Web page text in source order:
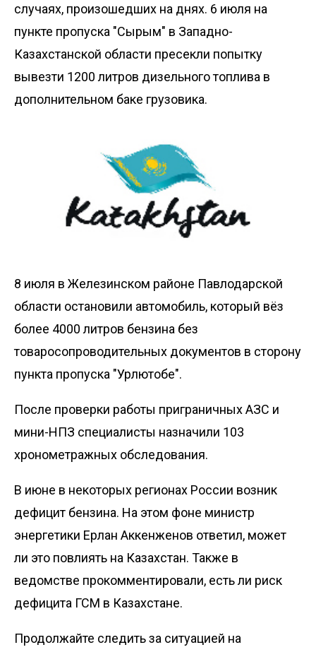
случаях, произошедших на днях. 6 июля на
пункте пропуска "Сырым" в Западно-
Казахстанской области пресекли попытку
вывезти 1200 литров дизельного топлива в
дополнительном баке грузовика.
8 июля в Железинском районе Павлодарской
области остановили автомобиль, который вёз
более 4000 литров бензина без
товаросопроводительных документов в сторону
пункта пропуска "Урлютобе".
После проверки работы приграничных АЗС и
мини-НПЗ специалисты назначили 103
хронометражных обследования.
В июне в некоторых регионах России возник
дефицит бензина. На этом фоне министр
энергетики Ерлан Аккенженов ответил, может
ли это повлиять на Казахстан. Также в
ведомстве прокомментировали, есть ли риск
дефицита ГСМ в Казахстане.
Продолжайте следить за ситуацией на